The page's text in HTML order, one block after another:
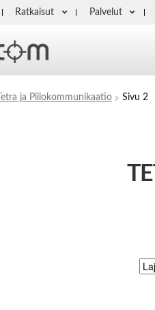
Ratkaisut Palvelut
Tetra ja Piilokommunikaatio Sivu 2